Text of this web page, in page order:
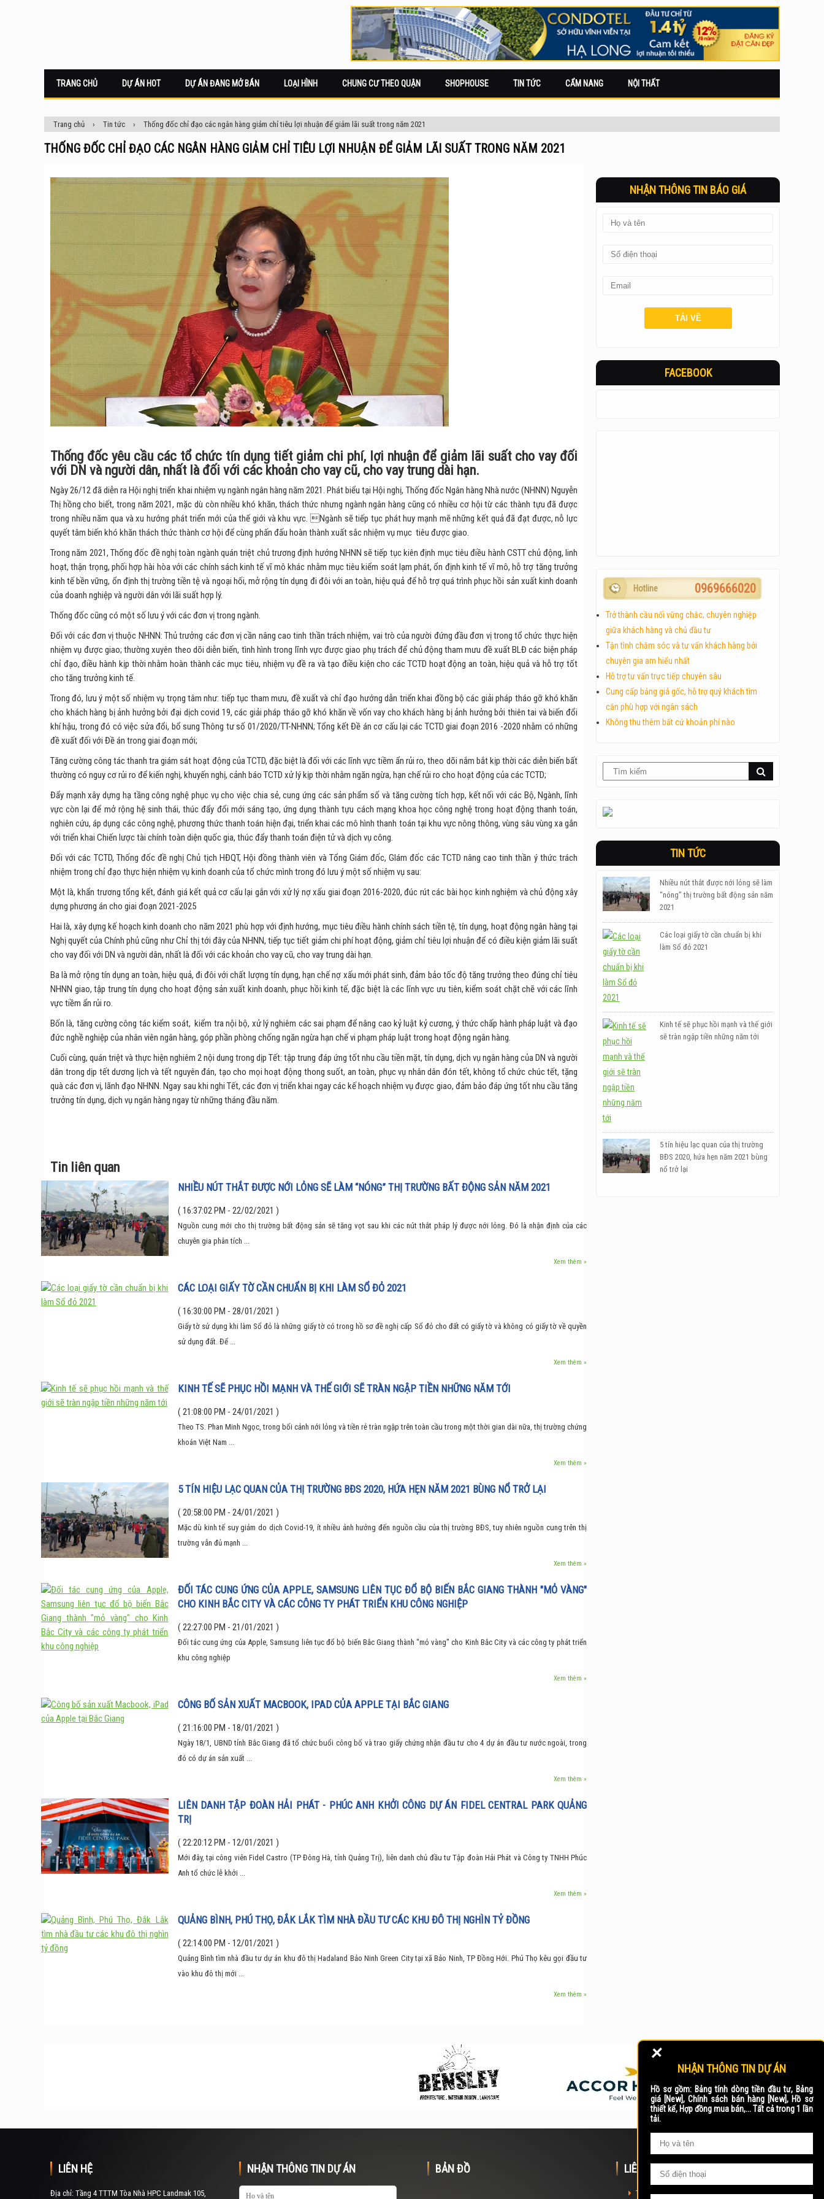
TRANG CHỦ DỰ ÁN HOT DỰ ÁN ĐANG MỞ BÁN LOẠI HÌNH CHUNG CƯ THEO QUẬN SHOPHOUSE TIN TỨC CẨM NANG NỘI THẤT
Trang chủ › Tin tức › Thống đốc chỉ đạo các ngân hàng giảm chỉ tiêu lợi nhuận để giảm lãi suất trong năm 2021
THỐNG ĐỐC CHỈ ĐẠO CÁC NGÂN HÀNG GIẢM CHỈ TIÊU LỢI NHUẬN ĐỂ GIẢM LÃI SUẤT TRONG NĂM 2021
Thống đốc yêu cầu các tổ chức tín dụng tiết giảm chi phí, lợi nhuận để giảm lãi suất cho vay đối
với DN và người dân, nhất là đối với các khoản cho vay cũ, cho vay trung dài hạn.
Ngày 26/12 đã diễn ra Hội nghị triển khai nhiệm vụ ngành ngân hàng năm 2021. Phát biểu tại Hội nghị, Thống đốc Ngân hàng Nhà nước (NHNN) Nguyễn
Thị hồng cho biết, trong năm 2021, mặc dù còn nhiều khó khăn, thách thức nhưng ngành ngân hàng cũng có nhiều cơ hội từ các thành tựu đã được
trong nhiều năm qua và xu hướng phát triển mới của thế giới và khu vực. Ngành sẽ tiếp tục phát huy mạnh mẽ những kết quả đã đạt được, nỗ lực
quyết tâm biến khó khăn thách thức thành cơ hội để cùng phấn đấu hoàn thành xuất sắc nhiệm vụ mục tiêu được giao.
Trong năm 2021, Thống đốc đề nghị toàn ngành quán triệt chủ trương định hướng NHNN sẽ tiếp tục kiên định mục tiêu điều hành CSTT chủ động, linh
hoạt, thận trọng, phối hợp hài hòa với các chính sách kinh tế vĩ mô khác nhằm mục tiêu kiểm soát lạm phát, ổn định kinh tế vĩ mô, hỗ trợ tăng trưởng
kinh tế bền vững, ổn định thị trường tiền tệ và ngoại hối, mở rộng tín dụng đi đôi với an toàn, hiệu quả để hỗ trợ quá trình phục hồi sản xuất kinh doanh
của doanh nghiệp và người dân với lãi suất hợp lý.
Thống đốc cũng có một số lưu ý với các đơn vị trong ngành.
Đối với các đơn vị thuộc NHNN: Thủ trưởng các đơn vị cần nâng cao tinh thần trách nhiệm, vai trò của người đứng đầu đơn vị trong tổ chức thực hiện
nhiệm vụ được giao; thường xuyên theo dõi diễn biến, tình hình trong lĩnh vực được giao phụ trách để chủ động tham mưu đề xuất BLĐ các biện pháp
chỉ đạo, điều hành kịp thời nhằm hoàn thành các mục tiêu, nhiệm vụ đề ra và tạo điều kiện cho các TCTD hoạt động an toàn, hiệu quả và hỗ trợ tốt
cho tăng trưởng kinh tế.
Trong đó, lưu ý một số nhiệm vụ trọng tâm như: tiếp tục tham mưu, đề xuất và chỉ đạo hướng dẫn triển khai đồng bộ các giải pháp tháo gỡ khó khăn
cho khách hàng bị ảnh hưởng bởi đại dịch covid 19, các giải pháp tháo gỡ khó khăn về vốn vay cho khách hàng bị ảnh hưởng bởi thiên tai và biến đổi
khí hậu, trong đó có việc sửa đổi, bổ sung Thông tư số 01/2020/TT-NHNN; Tổng kết Đề án cơ cấu lại các TCTD giai đoạn 2016 -2020 nhằm có những
đề xuất đối với Đề án trong giai đoạn mới;
Tăng cường công tác thanh tra giám sát hoạt động của TCTD, đặc biệt là đối với các lĩnh vực tiềm ẩn rủi ro, theo dõi nắm bắt kịp thời các diễn biến bất
thường có nguy cơ rủi ro để kiến nghị, khuyến nghị, cảnh báo TCTD xử lý kịp thời nhằm ngăn ngừa, hạn chế rủi ro cho hoạt động của các TCTD;
Đẩy mạnh xây dựng hạ tầng công nghệ phục vụ cho việc chia sẻ, cung ứng các sản phẩm số và tăng cường tích hợp, kết nối với các Bộ, Ngành, lĩnh
vực còn lại để mở rộng hệ sinh thái, thúc đẩy đổi mới sáng tạo, ứng dụng thành tựu cách mạng khoa học công nghệ trong hoạt động thanh toán,
nghiên cứu, áp dụng các công nghệ, phương thức thanh toán hiện đại, triển khai các mô hình thanh toán tại khu vực nông thông, vùng sâu vùng xa gắn
với triển khai Chiến lược tài chính toàn diện quốc gia, thúc đẩy thanh toán điện tử và dịch vụ công.
Đối với các TCTD, Thống đốc đề nghị Chủ tịch HĐQT, Hội đồng thành viên và Tổng Giám đốc, GIám đốc các TCTD nâng cao tinh thần ý thức trách
nhiệm trong chỉ đạo thực hiện nhiệm vụ kinh doanh của tổ chức mình trong đó lưu ý một số nhiệm vụ sau:
Một là, khẩn trương tổng kết, đánh giá kết quả cơ cấu lại gắn với xử lý nợ xấu giai đoạn 2016-2020, đúc rút các bài học kinh nghiệm và chủ động xây
dựng phương án cho giai đoạn 2021-2025
Hai là, xây dựng kế hoạch kinh doanh cho năm 2021 phù hợp với định hướng, mục tiêu điều hành chính sách tiền tệ, tín dụng, hoạt động ngân hàng tại
Nghị quyết của Chính phủ cũng như Chỉ thị tới đây của NHNN, tiếp tục tiết giảm chi phí hoạt động, giảm chỉ tiêu lợi nhuận để có điều kiện giảm lãi suất
cho vay đối với DN và người dân, nhất là đối với các khoản cho vay cũ, cho vay trung dài hạn.
Ba là mở rộng tín dụng an toàn, hiệu quả, đi đôi với chất lượng tín dụng, hạn chế nợ xấu mới phát sinh, đảm bảo tốc độ tăng trưởng theo đúng chỉ tiêu
NHNN giao, tập trung tín dụng cho hoạt động sản xuất kinh doanh, phục hồi kinh tế, đặc biệt là các lĩnh vực ưu tiên, kiểm soát chặt chẽ với các lĩnh
vực tiềm ẩn rủi ro.
Bốn là, tăng cường công tác kiểm soát, kiểm tra nội bộ, xử lý nghiêm các sai phạm để nâng cao kỷ luật kỷ cương, ý thức chấp hành pháp luật và đạo
đức nghề nghiệp của nhân viên ngân hàng, góp phần phòng chống ngăn ngừa hạn chế vi phạm pháp luật trong hoạt động ngân hàng.
Cuối cùng, quán triệt và thực hiện nghiêm 2 nội dung trong dịp Tết: tập trung đáp ứng tốt nhu cầu tiền mặt, tín dụng, dịch vụ ngân hàng của DN và người
dân trong dịp tết dương lịch và tết nguyên đán, tạo cho mọi hoạt động thong suốt, an toàn, phục vụ nhân dân đón tết, không tổ chức chúc tết, tặng
quà các đơn vị, lãnh đạo NHNN. Ngay sau khi nghi Tết, các đơn vị triển khai ngay các kế hoạch nhiệm vụ được giao, đảm bảo đáp ứng tốt nhu cầu tăng
trưởng tín dụng, dịch vụ ngân hàng ngay từ những tháng đầu năm.
Tin liên quan
NHIỀU NÚT THẮT ĐƯỢC NỚI LỎNG SẼ LÀM “NÓNG” THỊ TRƯỜNG BẤT ĐỘNG SẢN NĂM 2021
( 16:37:02 PM - 22/02/2021 )
Nguồn cung mới cho thị trường bất động sản sẽ tăng vọt sau khi các nút thắt pháp lý được nới lỏng. Đó là nhận định của các
chuyên gia phân tích ...
Xem thêm »
CÁC LOẠI GIẤY TỜ CẦN CHUẨN BỊ KHI LÀM SỔ ĐỎ 2021
( 16:30:00 PM - 28/01/2021 )
Giấy tờ sử dụng khi làm Sổ đỏ là những giấy tờ có trong hồ sơ đề nghị cấp Sổ đỏ cho đất có giấy tờ và không có giấy tờ về quyền
sử dụng đất. Để ...
Xem thêm »
KINH TẾ SẼ PHỤC HỒI MẠNH VÀ THẾ GIỚI SẼ TRÀN NGẬP TIỀN NHỮNG NĂM TỚI
( 21:08:00 PM - 24/01/2021 )
Theo TS. Phan Minh Ngọc, trong bối cảnh nới lỏng và tiền rẻ tràn ngập trên toàn cầu trong một thời gian dài nữa, thị trường chứng
khoán Việt Nam ...
Xem thêm »
5 TÍN HIỆU LẠC QUAN CỦA THỊ TRƯỜNG BĐS 2020, HỨA HẸN NĂM 2021 BÙNG NỔ TRỞ LẠI
( 20:58:00 PM - 24/01/2021 )
Mặc dù kinh tế suy giảm do dịch Covid-19, ít nhiều ảnh hưởng đến nguồn cầu của thị trường BĐS, tuy nhiên nguồn cung trên thị
trường vẫn đủ mạnh ...
Xem thêm »
ĐỐI TÁC CUNG ỨNG CỦA APPLE, SAMSUNG LIÊN TỤC ĐỔ BỘ BIẾN BẮC GIANG THÀNH "MỎ VÀNG"
CHO KINH BẮC CITY VÀ CÁC CÔNG TY PHÁT TRIỂN KHU CÔNG NGHIỆP
( 22:27:00 PM - 21/01/2021 )
Đối tác cung ứng của Apple, Samsung liên tục đổ bộ biến Bắc Giang thành "mỏ vàng" cho Kinh Bắc City và các công ty phát triển
khu công nghiệp
Xem thêm »
CÔNG BỐ SẢN XUẤT MACBOOK, IPAD CỦA APPLE TẠI BẮC GIANG
( 21:16:00 PM - 18/01/2021 )
Ngày 18/1, UBND tỉnh Bắc Giang đã tổ chức buổi công bố và trao giấy chứng nhận đầu tư cho 4 dự án đầu tư nước ngoài, trong
đó có dự án sản xuất ...
Xem thêm »
LIÊN DANH TẬP ĐOÀN HẢI PHÁT - PHÚC ANH KHỞI CÔNG DỰ ÁN FIDEL CENTRAL PARK QUẢNG
TRỊ
( 22:20:12 PM - 12/01/2021 )
Mới đây, tại công viên Fidel Castro (TP Đông Hà, tỉnh Quảng Trị), liên danh chủ đầu tư Tập đoàn Hải Phát và Công ty TNHH Phúc
Anh tổ chức lễ khởi ...
Xem thêm »
QUẢNG BÌNH, PHÚ THỌ, ĐẮK LẮK TÌM NHÀ ĐẦU TƯ CÁC KHU ĐÔ THỊ NGHÌN TỶ ĐỒNG
( 22:14:00 PM - 12/01/2021 )
Quảng Bình tìm nhà đầu tư dự án khu đô thị Hadaland Bảo Ninh Green City tại xã Bảo Ninh, TP Đồng Hới. Phú Thọ kêu gọi đầu tư
vào khu đô thị mới ...
Xem thêm »
NHẬN THÔNG TIN BÁO GIÁ
FACEBOOK
Hotline 0969666020
Trở thành cầu nối vững chắc, chuyên nghiệp
giữa khách hàng và chủ đầu tư
Tận tình chăm sóc và tư vấn khách hàng bởi
chuyên gia am hiểu nhất
Hỗ trợ tư vấn trực tiếp chuyên sâu
Cung cấp bảng giá gốc, hỗ trợ quý khách tìm
căn phù hợp với ngân sách
Không thu thêm bất cứ khoản phí nào
TIN TỨC
Nhiều nút thắt được nới lỏng sẽ làm
“nóng” thị trường bất động sản năm
2021
Các loại giấy tờ cần chuẩn bị khi
làm Sổ đỏ 2021
Kinh tế sẽ phục hồi mạnh và thế giới
sẽ tràn ngập tiền những năm tới
5 tín hiệu lạc quan của thị trường
BĐS 2020, hứa hẹn năm 2021 bùng
nổ trở lại
LIÊN HỆ
Địa chỉ: Tầng 4 TTTM Tòa Nhà HPC Landmak 105,
NHẬN THÔNG TIN DỰ ÁN BẢN ĐỒ LIÊN KẾT NHANH
Trang chủ
NHẬN THÔNG TIN DỰ ÁN
Hồ sơ gồm: Bảng tính dòng tiền đầu tư, Bảng
giá [New], Chính sách bán hàng [New], Hồ sơ
thiết kế, Hợp đồng mua bán,... Tất cả trong 1 lần
tải.
+